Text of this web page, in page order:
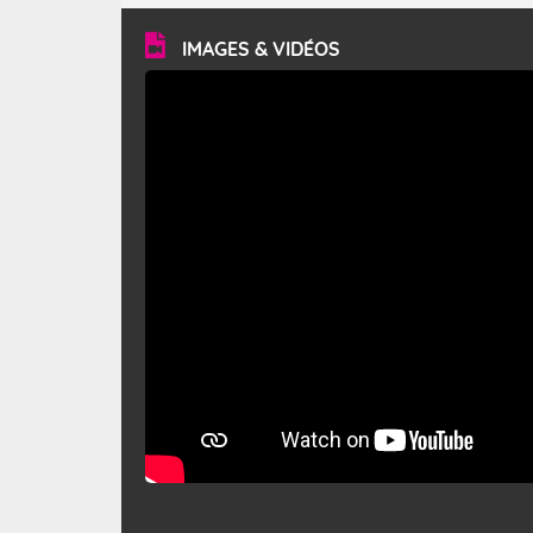
vitesse moyenne de 50 km/h et atteindre 80 à 100 km/h
en rafales, parfois davantage. Il parcourt la basse vallée
du Rhône et la Provence et envahit le littoral
méditerranéen à partir de la Camargue.
IMAGES & VIDÉOS